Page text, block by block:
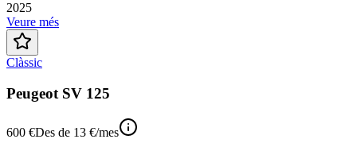
2025
Veure més
Clàssic
Peugeot SV 125
600 €Des de 13 €/mes